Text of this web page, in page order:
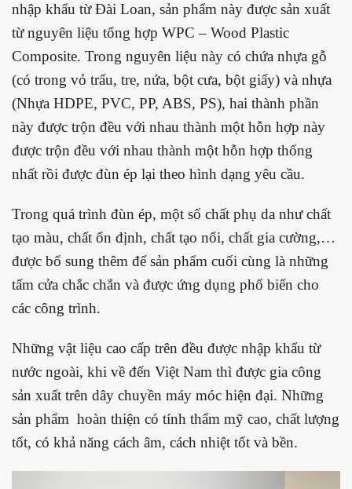
nhập khẩu từ Đài Loan, sản phẩm này được sản xuất
từ nguyên liệu tổng hợp WPC – Wood Plastic
Composite. Trong nguyên liệu này có chứa nhựa gỗ
(có trong vỏ trấu, tre, nứa, bột cưa, bột giấy) và nhựa
(Nhựa HDPE, PVC, PP, ABS, PS), hai thành phần
này được trộn đều với nhau thành một hỗn hợp này
được trộn đều với nhau thành một hỗn hợp thống
nhất rồi được đùn ép lại theo hình dạng yêu cầu.
Trong quá trình đùn ép, một số chất phụ da như chất
tạo màu, chất ổn định, chất tạo nổi, chất gia cường,…
được bổ sung thêm để sản phẩm cuối cùng là những
tấm cửa chắc chắn và được ứng dụng phổ biến cho
các công trình.
Những vật liệu cao cấp trên đều được nhập khẩu từ
nước ngoài, khi về đến Việt Nam thì được gia công
sản xuất trên dây chuyền máy móc hiện đại. Những
sản phẩm hoàn thiện có tính thẩm mỹ cao, chất lượng
tốt, có khả năng cách âm, cách nhiệt tốt và bền.